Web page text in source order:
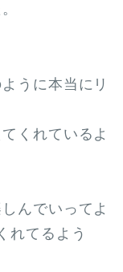
うに本当にリ
くれているよ
んでいってよ
れてるよう